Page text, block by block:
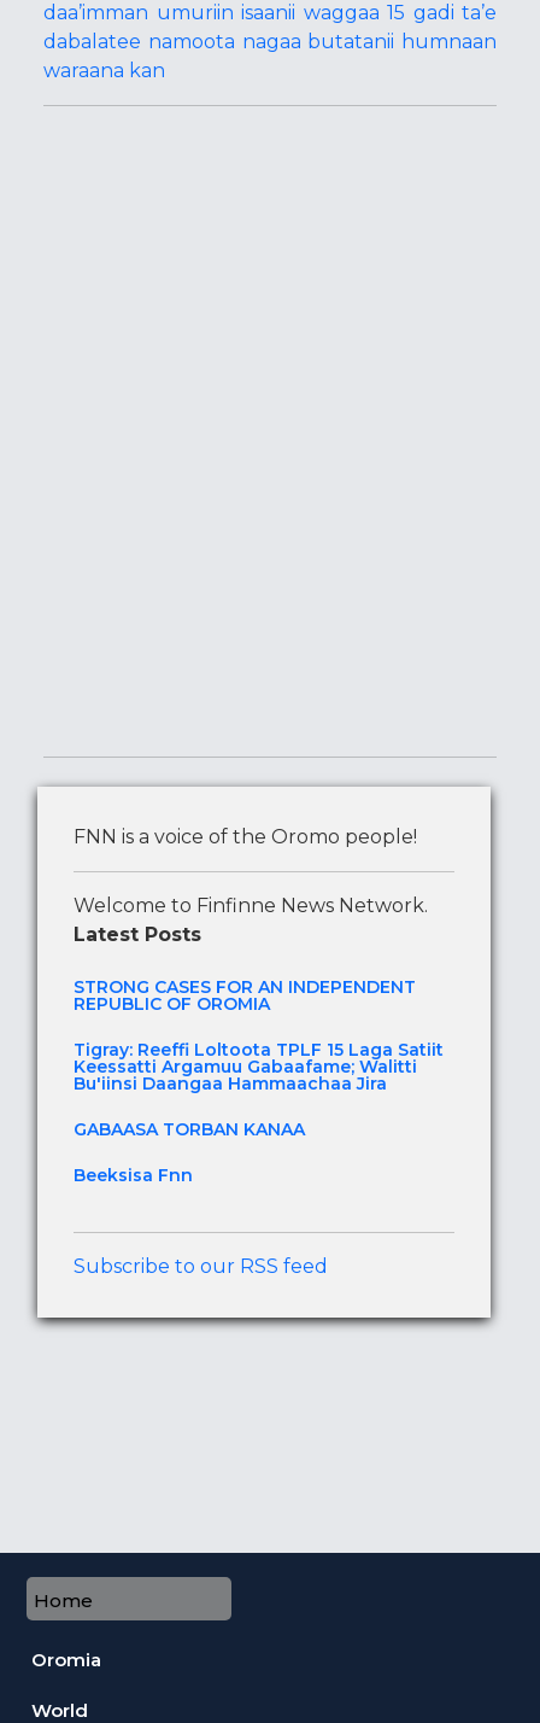
daa’imman umuriin isaanii waggaa 15 gadi ta’e
dabalatee namoota nagaa butatanii humnaan
waraana kan
FNN is a voice of the Oromo people!
Welcome to Finfinne News Network.
Latest Posts
STRONG CASES FOR AN INDEPENDENT
REPUBLIC OF OROMIA
Tigray: Reeffi Loltoota TPLF 15 Laga Satiit
Keessatti Argamuu Gabaafame; Walitti
Bu'iinsi Daangaa Hammaachaa Jira
GABAASA TORBAN KANAA
Beeksisa Fnn
Subscribe to our RSS feed
Home
Oromia
World